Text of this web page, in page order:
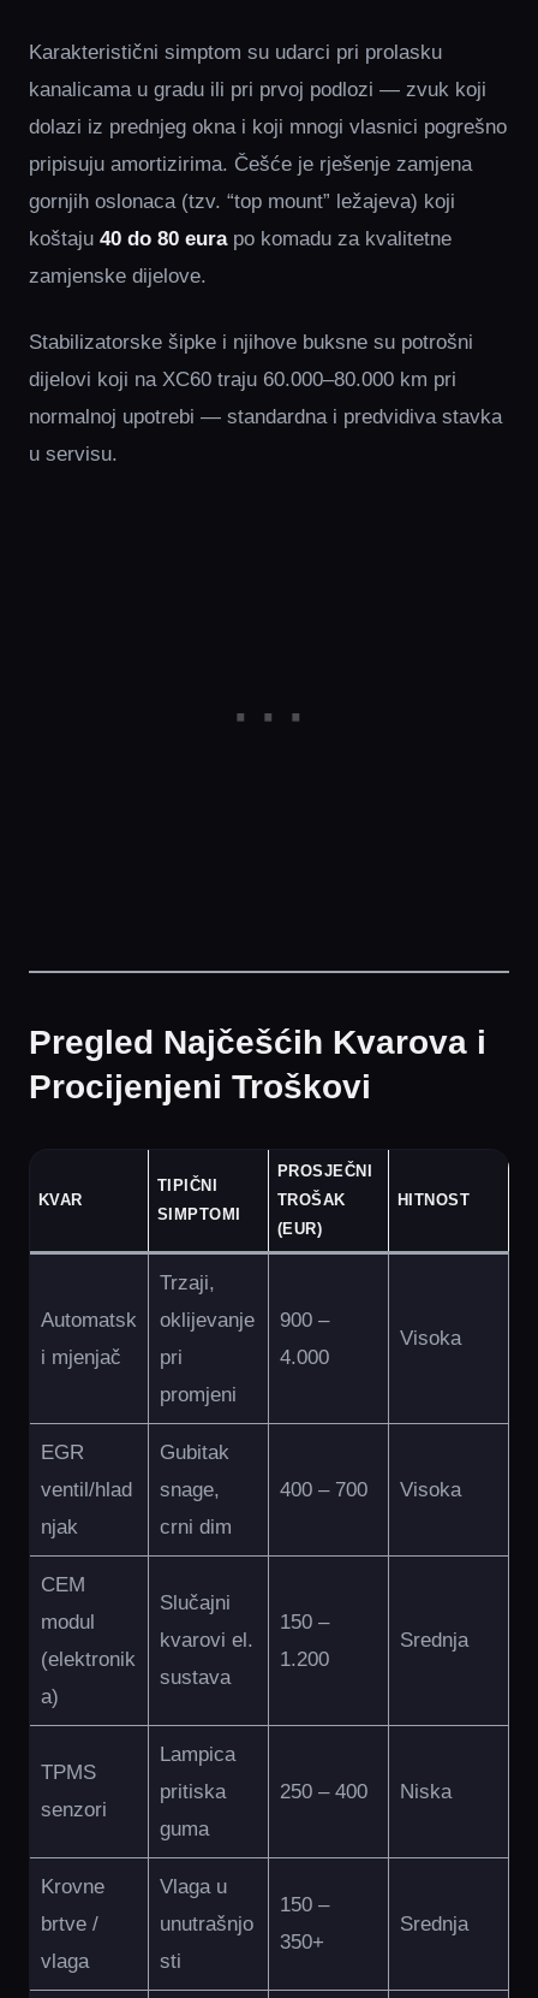
Karakteristični simptom su udarci pri prolasku
kanalicama u gradu ili pri prvoj podlozi — zvuk koji
dolazi iz prednjeg okna i koji mnogi vlasnici pogrešno
pripisuju amortizirima. Češće je rješenje zamjena
gornjih oslonaca (tzv. “top mount” ležajeva) koji
koštaju 40 do 80 eurapo komadu za kvalitetne
zamjenske dijelove.
Stabilizatorske šipke i njihove buksne su potrošni
dijelovi koji na XC60 traju 60.000–80.000 km pri
normalnoj upotrebi — standardna i predvidiva stavka
u servisu.
Pregled Najčešćih Kvarova i
Procijenjeni Troškovi
KVAR
TIPIČNI
SIMPTOMI
PROSJEČNI
TROŠAK
(EUR)
HITNOST
Automatsk
i mjenjač
Trzaji,
oklijevanje
pri
promjeni
900 –
4.000
Visoka
EGR
ventil/hlad
njak
Gubitak
snage,
crni dim
400 – 700 Visoka
CEM
modul
(elektronik
a)
Slučajni
kvarovi el.
sustava
150 –
1.200
Srednja
TPMS
senzori
Lampica
pritiska
guma
250 – 400 Niska
Krovne
brtve /
vlaga
Vlaga u
unutrašnjo
sti
150 –
350+
Srednja